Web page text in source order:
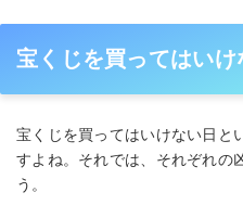
宝くじを買ってはい
宝くじを買ってはいけない日と
すよね。それでは、それぞれの
う。